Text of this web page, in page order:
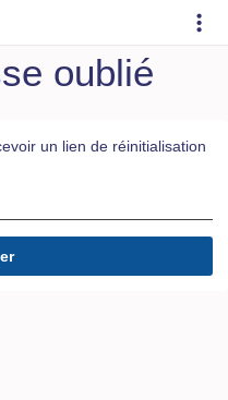
oublié
un lien de réinitialisation